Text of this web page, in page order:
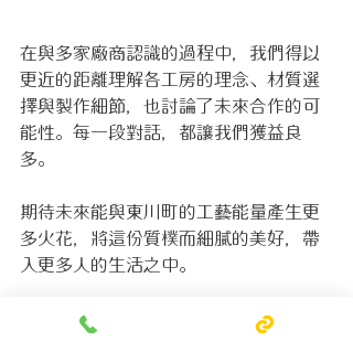
在與多家廠商認識的過程中，我們得以
更近的距離理解各工房的理念、材質選
擇與製作細節，也討論了未來合作的可
能性。每一段對話，都讓我們獲益良
多。
期待未來能與東川町的工藝能量產生更
多火花，將這份質樸而細膩的美好，帶
入更多人的生活之中。